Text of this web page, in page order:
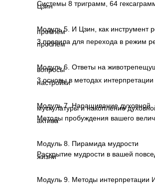
Системы 8 триграмм, 64
Цзин
Модуль 5. И Цзин, как инструмент
проблем
3 правила для перехода в режим
проблем
Модуль 6. Ответы на
вопросы
3 основы в методах интерпретации
настройки
Модуль 7. Наращивание духовной
мускулатуры и накопление
Методы пробуждения вашего
актива
Модуль 8. Пирамида мудрости
Раскрытие мудрости в вашей
жизни
Модуль 9. Методы интерпретации